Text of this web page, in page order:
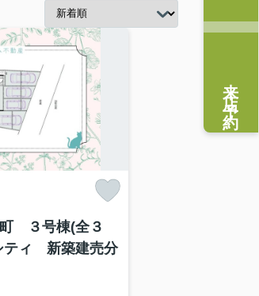
町 ３号棟(全３
ィ 新築建売分
来店予約